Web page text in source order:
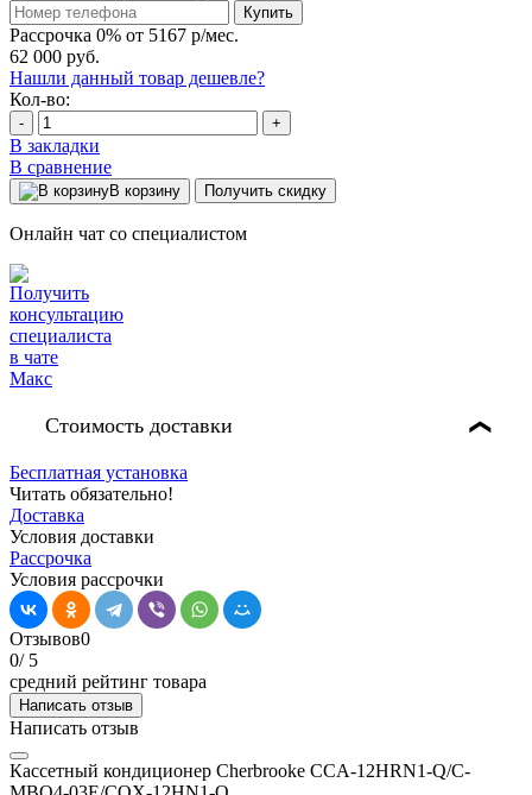
Купить
Рассрочка 0% от 5167 р/мес.
62 000 руб.
Нашли данный товар дешевле?
Кол-во:
- +
В закладки
В сравнение
В корзину Получить скидку
Онлайн чат со специалистом
Стоимость доставки ❯
Бесплатная установка
Читать обязательно!
Доставка
Условия доставки
Рассрочка
Условия рассрочки
Отзывов0
0/ 5
средний рейтинг товара
Написать отзыв
Написать отзыв
Кассетный кондиционер Cherbrooke CCA-12HRN1-Q/C-